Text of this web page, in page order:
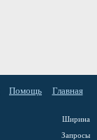
Помощь Главная
Ширина
Запросы